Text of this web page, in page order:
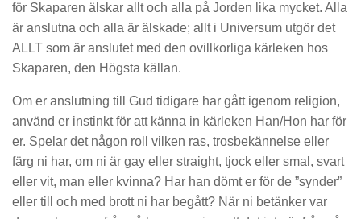
för Skaparen älskar allt och alla på Jorden lika mycket. Alla
är anslutna och alla är älskade; allt i Universum utgör det
ALLT som är anslutet med den ovillkorliga kärleken hos
Skaparen, den Högsta källan.
Om er anslutning till Gud tidigare har gått igenom religion,
använd er instinkt för att känna in kärleken Han/Hon har för
er. Spelar det någon roll vilken ras, trosbekännelse eller
färg ni har, om ni är gay eller straight, tjock eller smal, svart
eller vit, man eller kvinna? Har han dömt er för de ”synder”
eller till och med brott ni har begått? När ni betänker var